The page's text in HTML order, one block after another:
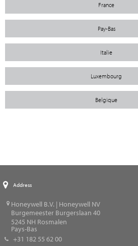
France
Pay-Bas
Italie
Luxembourg
Belgique
Address
Honeywell B.V. | Honeywell NV
Burgemeester Burgerslaan 40
5245 NH Rosmalen
Pays-Bas
+31 182 55 62 00